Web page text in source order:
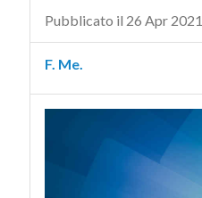
Pubblicato il 26 Apr 2021
F. Me.